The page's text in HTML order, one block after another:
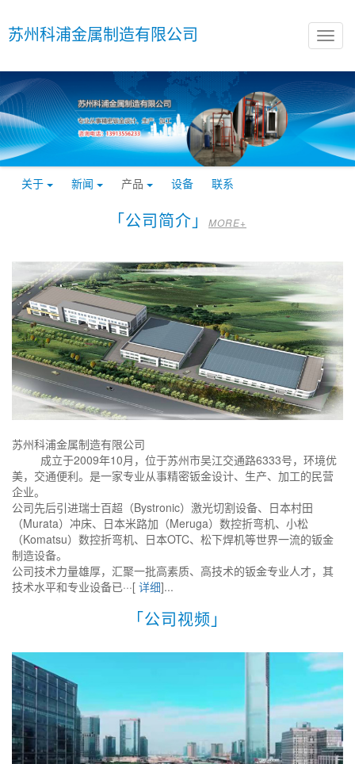
苏州科浦金属制造有限公司
关于 新闻 产品 设备 联系
「公司简介」 MORE+
苏州科浦金属制造有限公司
成立于2009年10月，位于苏州市吴江交通路6333号，环境优
美，交通便利。是一家专业从事精密钣金设计、生产、加工的民营
企业。
公司先后引进瑞士百超（Bystronic）激光切割设备、日本村田
（Murata）冲床、日本米路加（Meruga）数控折弯机、小松
（Komatsu）数控折弯机、日本OTC、松下焊机等世界一流的钣金
制造设备。
公司技术力量雄厚，汇聚一批高素质、高技术的钣金专业人才，其
技术水平和专业设备已···[ 详细]...
「公司视频」